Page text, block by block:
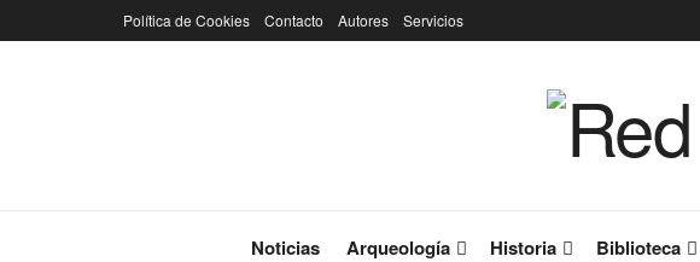
Política de Cookies Contacto Autores Servicios
Noticias Arqueología Historia Biblioteca